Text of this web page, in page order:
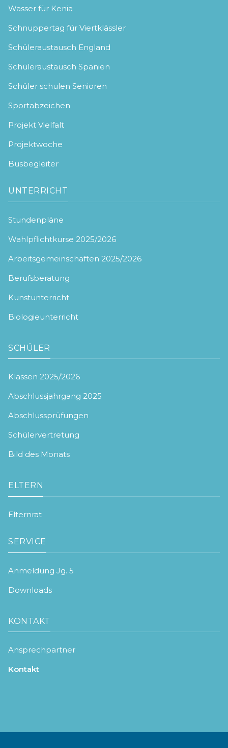
Wasser für Kenia
Schnuppertag für Viertklässler
Schüleraustausch England
Schüleraustausch Spanien
Schüler schulen Senioren
Sportabzeichen
Projekt Vielfalt
Projektwoche
Busbegleiter
UNTERRICHT
Stundenpläne
Wahlpflichtkurse 2025/2026
Arbeitsgemeinschaften 2025/2026
Berufsberatung
Kunstunterricht
Biologieunterricht
SCHÜLER
Klassen 2025/2026
Abschlussjahrgang 2025
Abschlussprüfungen
Schülervertretung
Bild des Monats
ELTERN
Elternrat
SERVICE
Anmeldung Jg. 5
Downloads
KONTAKT
Ansprechpartner
Kontakt